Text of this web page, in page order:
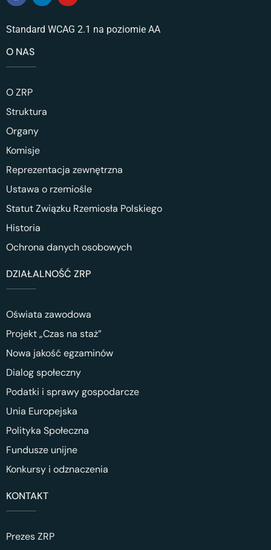
Standard WCAG 2.1 na poziomie AA
O NAS
O ZRP
Struktura
Organy
Komisje
Reprezentacja zewnętrzna
Ustawa o rzemiośle
Statut Związku Rzemiosła Polskiego
Historia
Ochrona danych osobowych
DZIAŁALNOŚĆ ZRP
Oświata zawodowa
Projekt „Czas na staż”
Nowa jakość egzaminów
Dialog społeczny
Podatki i sprawy gospodarcze
Unia Europejska
Polityka Społeczna
Fundusze unijne
Konkursy i odznaczenia
KONTAKT
Prezes ZRP